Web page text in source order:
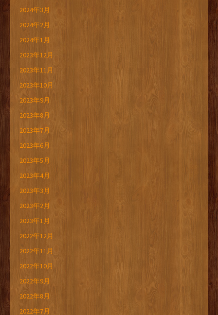
2024年3月
2024年2月
2024年1月
2023年12月
2023年11月
2023年10月
2023年9月
2023年8月
2023年7月
2023年6月
2023年5月
2023年4月
2023年3月
2023年2月
2023年1月
2022年12月
2022年11月
2022年10月
2022年9月
2022年8月
2022年7月